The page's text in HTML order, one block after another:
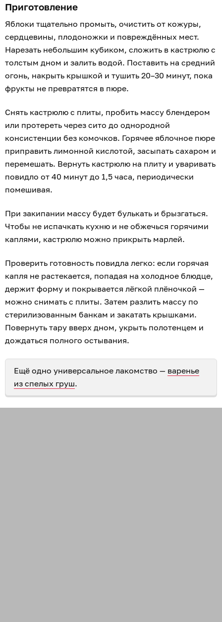
Приготовление
Яблоки тщательно промыть, очистить от кожуры,
сердцевины, плодоножки и повреждённых мест.
Нарезать небольшим кубиком, сложить в кастрюлю с
толстым дном и залить водой. Поставить на средний
огонь, накрыть крышкой и тушить 20–30 минут, пока
фрукты не превратятся в пюре.
Снять кастрюлю с плиты, пробить массу блендером
или протереть через сито до однородной
консистенции без комочков. Горячее яблочное пюре
приправить лимонной кислотой, засыпать сахаром и
перемешать. Вернуть кастрюлю на плиту и уваривать
повидло от 40 минут до 1,5 часа, периодически
помешивая.
При закипании массу будет булькать и брызгаться.
Чтобы не испачкать кухню и не обжечься горячими
каплями, кастрюлю можно прикрыть марлей.
Проверить готовность повидла легко: если горячая
капля не растекается, попадая на холодное блюдце,
держит форму и покрывается лёгкой плёночкой —
можно снимать с плиты. Затем разлить массу по
стерилизованным банкам и закатать крышками.
Повернуть тару вверх дном, укрыть полотенцем и
дождаться полного остывания.
Ещё одно универсальное лакомство — варенье
из спелых груш.